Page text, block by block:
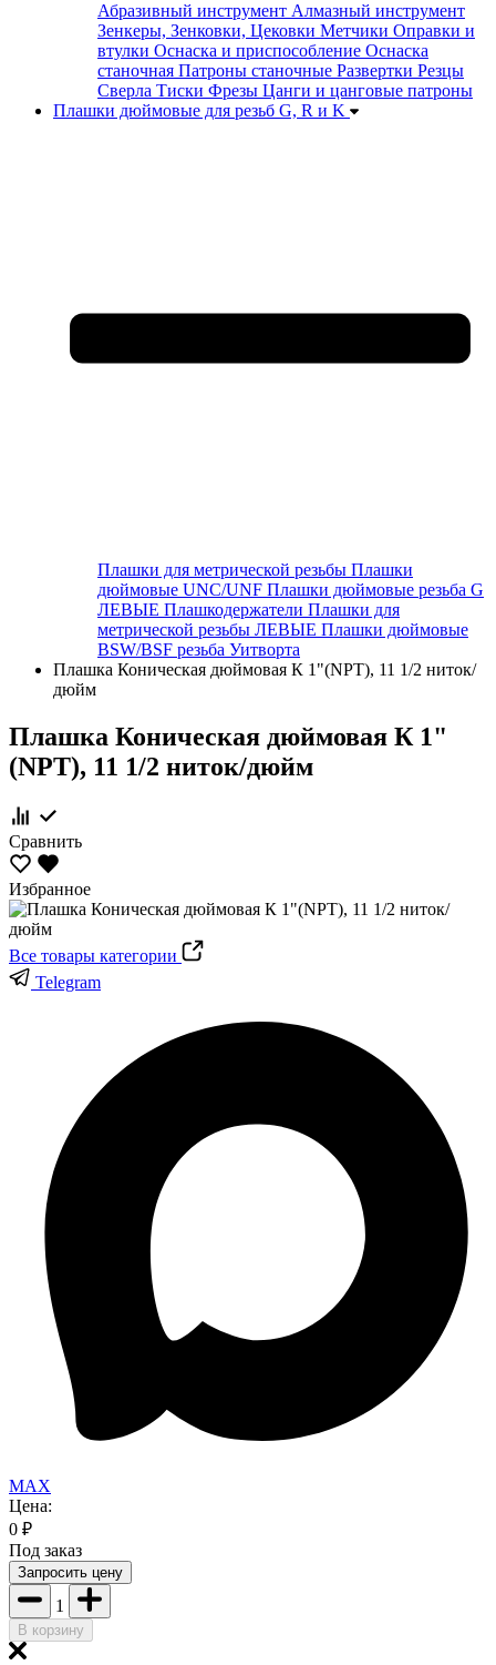
Абразивный инструмент Алмазный инструмент
Зенкеры, Зенковки, Цековки Метчики Оправки и
втулки Оснаска и приспособление Оснаска
станочная Патроны станочные Развертки Резцы
Сверла Тиски Фрезы Цанги и цанговые патроны
Плашки дюймовые для резьб G, R и K
Плашки для метрической резьбы Плашки
дюймовые UNC/UNF Плашки дюймовые резьба G
ЛЕВЫЕ Плашкодержатели Плашки для
метрической резьбы ЛЕВЫЕ Плашки дюймовые
BSW/BSF резьба Уитворта
Плашка Коническая дюймовая К 1"(NPT), 11 1/2 ниток/
дюйм
Плашка Коническая дюймовая К 1"
(NPT), 11 1/2 ниток/дюйм
Сравнить
Избранное
Все товары категории
Telegram
MAX
Цена:
0 ₽
Под заказ
Запросить цену
1
В корзину